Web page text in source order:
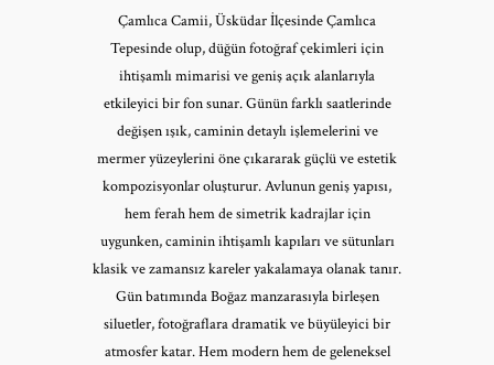
Çamlıca Camii, Üsküdar İlçesinde Çamlıca
Tepesinde olup, düğün fotoğraf çekimleri için
ihtişamlı mimarisi ve geniş açık alanlarıyla
etkileyici bir fon sunar. Günün farklı saatlerinde
değişen ışık, caminin detaylı işlemelerini ve
mermer yüzeylerini öne çıkararak güçlü ve estetik
kompozisyonlar oluşturur. Avlunun geniş yapısı,
hem ferah hem de simetrik kadrajlar için
uygunken, caminin ihtişamlı kapıları ve sütunları
klasik ve zamansız kareler yakalamaya olanak tanır.
Gün batımında Boğaz manzarasıyla birleşen
siluetler, fotoğraflara dramatik ve büyüleyici bir
atmosfer katar. Hem modern hem de geleneksel